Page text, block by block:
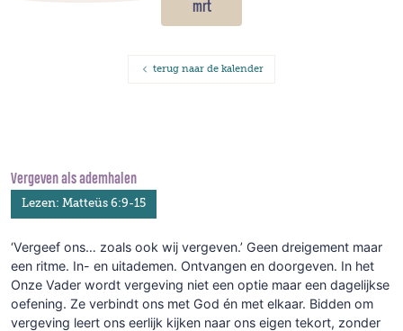
mrt
terug naar de kalender
Vergeven als ademhalen
Lezen: Matteüs 6:9-15
‘Vergeef ons… zoals ook wij vergeven.’ Geen dreigement maar
een ritme. In- en uitademen. Ontvangen en doorgeven. In het
Onze Vader wordt vergeving niet een optie maar een dagelijkse
oefening. Ze verbindt ons met God én met elkaar. Bidden om
vergeving leert ons eerlijk kijken naar ons eigen tekort, zonder